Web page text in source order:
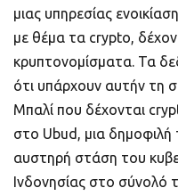
μιας υπηρεσίας
με θέμα τα crypto,
κρυπτονομίσματα. Τα
ότι υπάρχουν αυτήν τη
Μπαλί που δέχονται
στο Ubud, μια δημοφιλή
αυστηρή στάση του
Ινδονησίας στο σύνολό